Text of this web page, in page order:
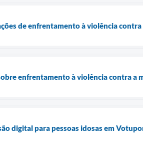
de enfrentamento à violência
enfrentamento à violência contra a
digital para pessoas idosas em